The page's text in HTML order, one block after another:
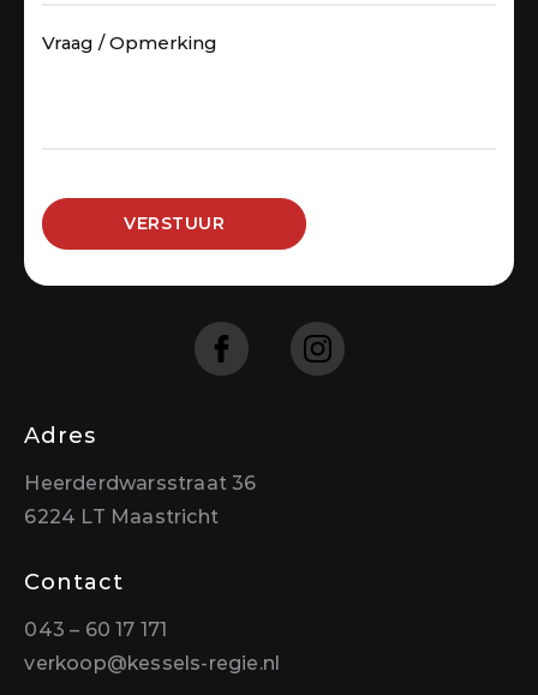
VERSTUUR
Adres
Heerderdwarsstraat 36
6224 LT Maastricht
Contact
043 – 60 17 171
verkoop@kessels-regie.nl